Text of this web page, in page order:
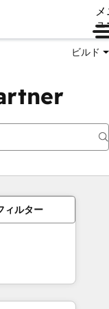
ュ
ビルド
ィルター